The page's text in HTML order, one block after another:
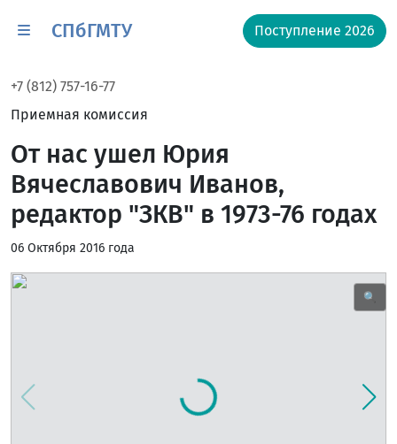
СПбГМТУ Поступление 2026
+7 (812) 757-16-77
Приемная комиссия
От нас ушел Юрия
Вячеславович Иванов,
редактор "ЗКВ" в 1973-76 годах
06 Октября 2016 года
🔍